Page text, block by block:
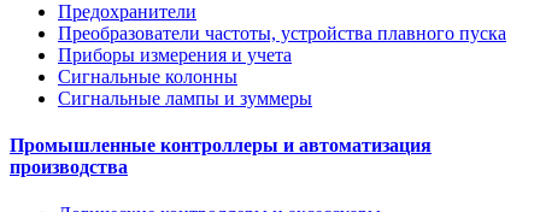
Предохранители
Преобразователи частоты, устройства плавного пуска
Приборы измерения и учета
Сигнальные колонны
Сигнальные лампы и зуммеры
Промышленные контроллеры и автоматизация
производства